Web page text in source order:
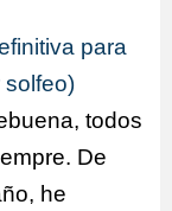
para
solfeo)
todos
De
he